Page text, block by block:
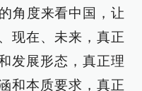
角度来看中国，让
现在、未来，真正
发展形态，真正理
和本质要求，真正